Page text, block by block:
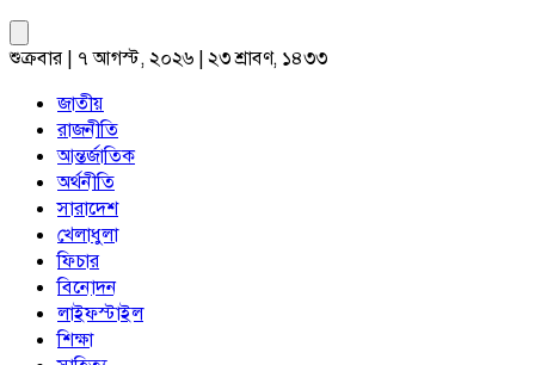
শুক্রবার | ৭ আগস্ট, ২০২৬ | ২৩ শ্রাবণ, ১৪৩৩
জাতীয়
রাজনীতি
আন্তর্জাতিক
অর্থনীতি
সারাদেশ
খেলাধুলা
ফিচার
বিনোদন
লাইফস্টাইল
শিক্ষা